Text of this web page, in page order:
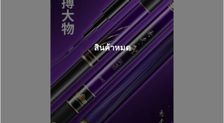
สินค้าหมด